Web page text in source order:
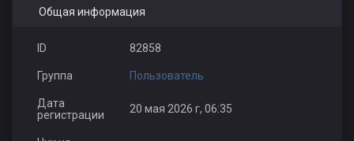
Общая информация
ID 82858
Группа Пользователь
Дата
регистрации
20 мая 2026 г, 06:35